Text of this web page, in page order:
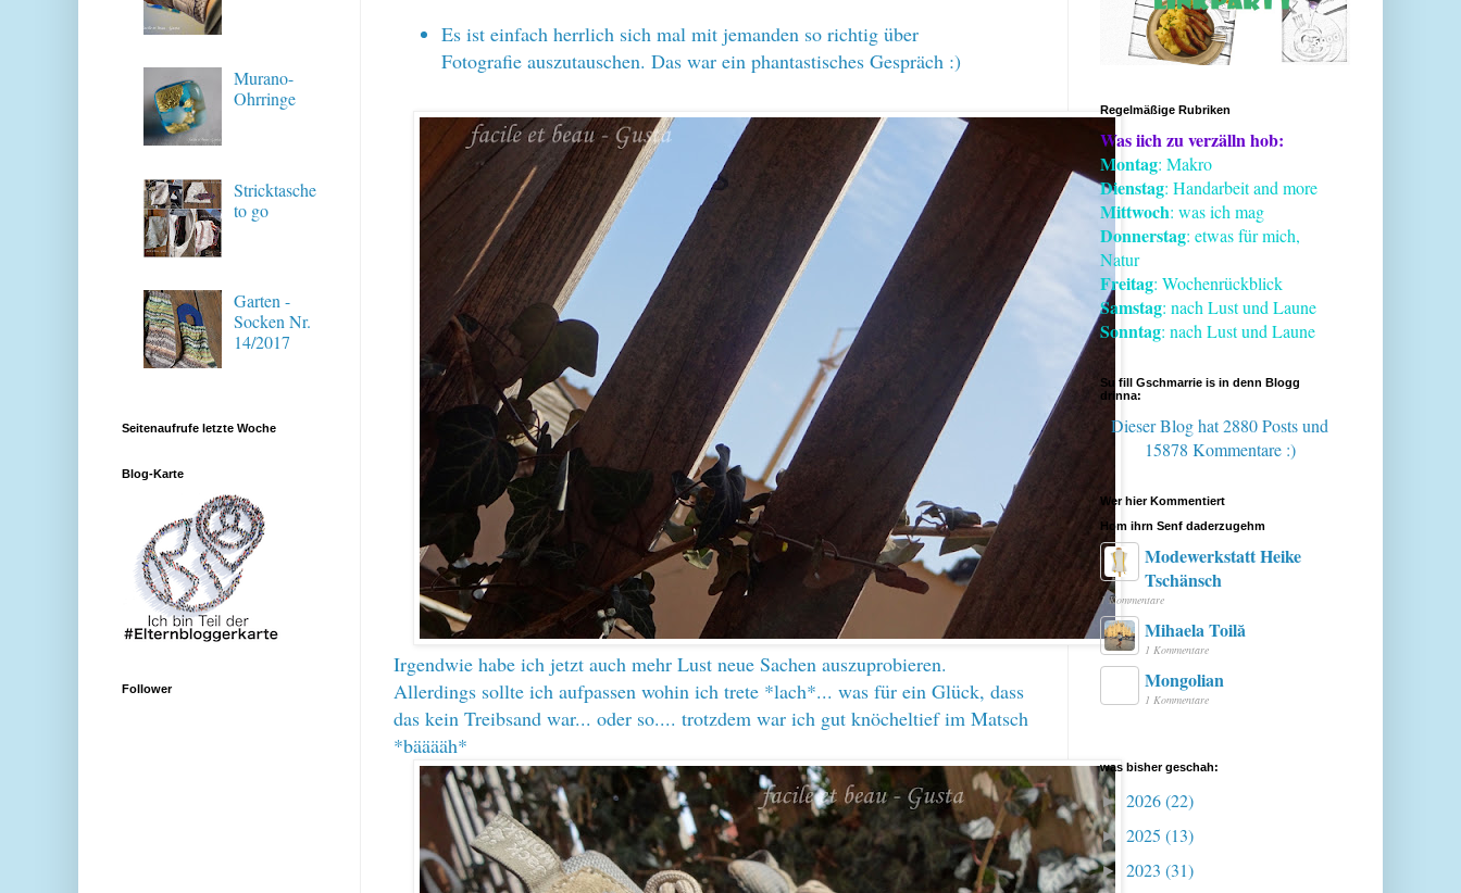
Es ist einfach herrlich sich mal mit jemanden so richtig über
Fotografie auszutauschen. Das war ein phantastisches Gespräch :)
Irgendwie habe ich jetzt auch mehr Lust neue Sachen auszuprobieren.
Allerdings sollte ich aufpassen wohin ich trete *lach*... was für ein Glück, dass
das kein Treibsand war... oder so.... trotzdem war ich gut knöcheltief im Matsch
*bääääh*
Murano-
Ohrringe
Stricktasche
to go
Garten -
Socken Nr.
14/2017
Seitenaufrufe letzte Woche
Blog-Karte
Follower
Regelmäßige Rubriken
Was iich zu verzälln hob:
Montag: Makro
Dienstag: Handarbeit and more
Mittwoch: was ich mag
Donnerstag: etwas für mich,
Natur
Freitag: Wochenrückblick
Samstag: nach Lust und Laune
Sonntag: nach Lust und Laune
Su fill Gschmarrie is in denn Blogg
drinna:
Dieser Blog hat 2880 Postsund
15878 Kommentare :)
Wer hier Kommentiert
Hom ihrn Senf daderzugehm
Modewerkstatt Heike
Tschänsch
1 Kommentare
Mihaela Toilă
1 Kommentare
Mongolian
1 Kommentare
was bisher geschah:
► 2026(22)
► 2025 (13)
► 2023 (31)